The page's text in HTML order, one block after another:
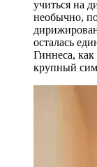
учиться на
необычно,
осталась
Гиннеса,
крупный